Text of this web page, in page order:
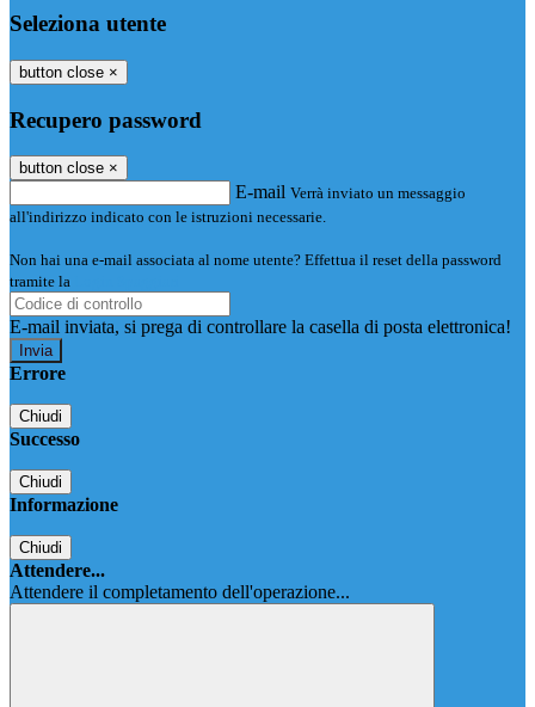
Seleziona utente
button close ×
Recupero password
button close ×
E-mail Verrà inviato un messaggio
all'indirizzo indicato con le istruzioni necessarie.
Non hai una e-mail associata al nome utente? Effettua il reset della password
tramite la
E-mail inviata, si prega di controllare la casella di posta elettronica!
Errore
Chiudi
Successo
Chiudi
Informazione
Chiudi
Attendere...
Attendere il completamento dell'operazione...